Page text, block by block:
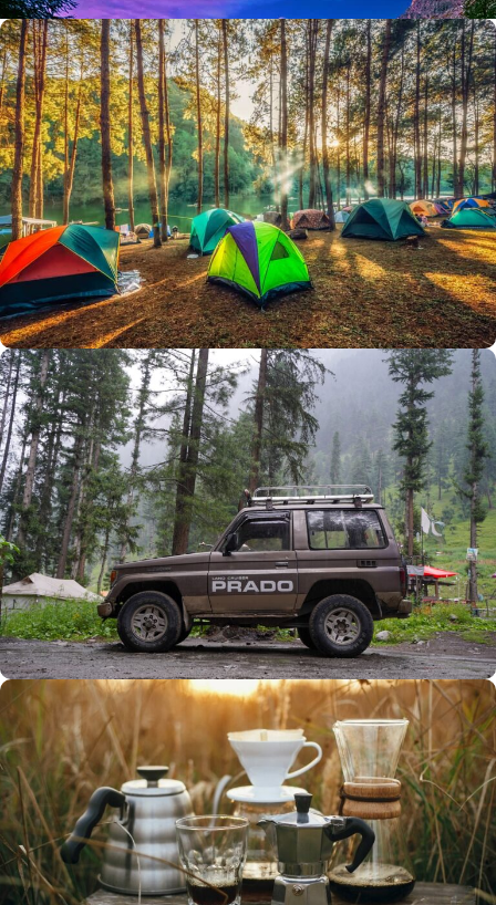
Büyük Yaz İndirimi
0
Günler
00
Hr
00
Min
00
SSK
Alışverişe Başla
ARAÇ AKSESUARLARI
SATIŞ VE MONTAJ
Keşfet